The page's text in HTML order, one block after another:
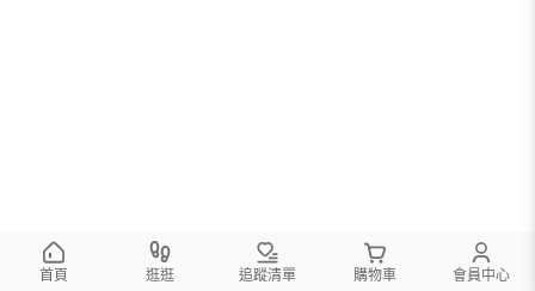
首頁 逛逛 追蹤清單 購物車 會員中心